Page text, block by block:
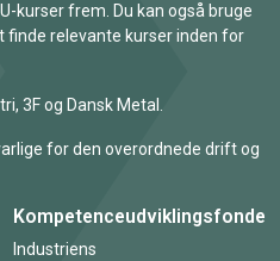
kurser frem. Du kan også bruge
finde relevante kurser inden for
3F og Dansk Metal.
for den overordnede drift og
Kompetenceudviklingsfonde
Industriens